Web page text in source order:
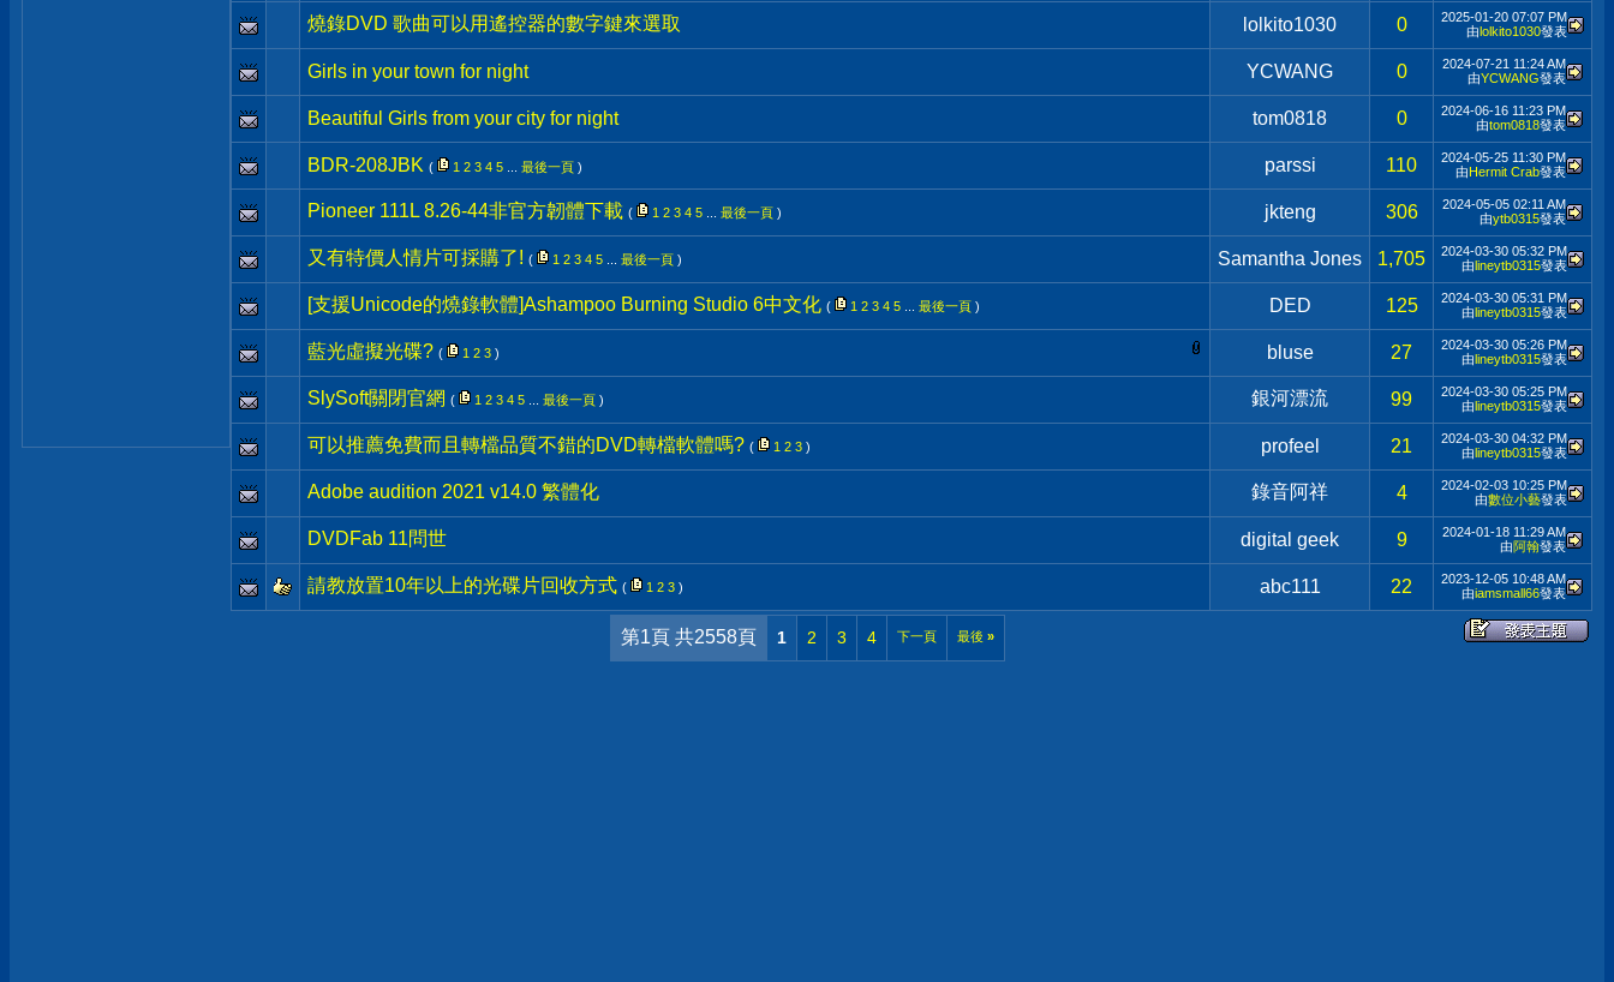
燒錄DVD 歌曲可以用遙控器的數字鍵來選取 lolkito1030 0 2025-01-20 07:07 PM
由lolkito1030發表
Girls in your town for night YCWANG 0 2024-07-21 11:24 AM
由YCWANG發表
Beautiful Girls from your city for night tom0818 0 2024-06-16 11:23 PM
由tom0818發表
BDR-208JBK ( 1 2 3 4 5 最後一頁 ) parssi 110 2024-05-25 11:30 PM
由Hermit Crab發表
Pioneer 111L 8.26-44非官方韌體下載 ( 1 2 3 4 5 最後一頁 ) jkteng 306 2024-05-05 02:11 AM
由ytb0315發表
又有特價人情片可採購了! ( 1 2 3 4 5 最後一頁 ) Samantha Jones 1,705 2024-03-30 05:32 PM
由lineytb0315發表
[支援Unicode的燒錄軟體]Ashampoo Burning Studio 6中文化 ( 1 2 3 4 5 最後一頁 ) DED 125 2024-03-30 05:31 PM
由lineytb0315發表
藍光虛擬光碟? ( 1 2 3 ) bluse 27 2024-03-30 05:26 PM
由lineytb0315發表
SlySoft關閉官網 ( 1 2 3 4 5 最後一頁 ) 銀河漂流 99 2024-03-30 05:25 PM
由lineytb0315發表
可以推薦免費而且轉檔品質不錯的DVD轉檔軟體嗎? ( 1 2 3 ) profeel 21 2024-03-30 04:32 PM
由lineytb0315發表
Adobe audition 2021 v14.0 繁體化 錄音阿祥 4 2024-02-03 10:25 PM
由數位小藝發表
DVDFab 11問世 digital geek 9 2024-01-18 11:29 AM
由阿翰發表
請教放置10年以上的光碟片回收方式 ( 1 2 3 ) abc111 22 2023-12-05 10:48 AM
由iamsmall66發表
第1頁 共2558頁 1 2 3 4 下一頁 最後 »